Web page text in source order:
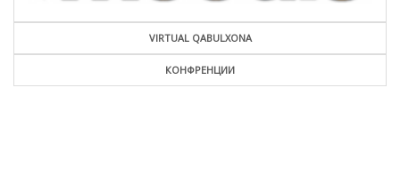
VIRTUAL QABULXONA
КОНФРЕНЦИИ